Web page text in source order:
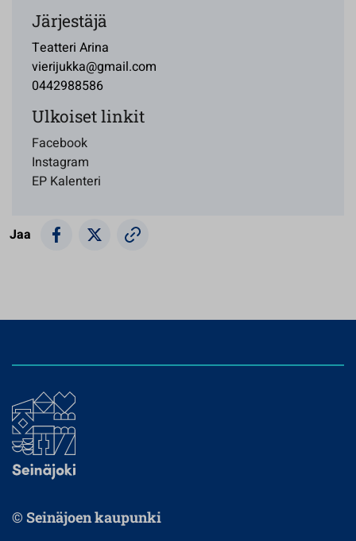
Järjestäjä
Teatteri Arina
vierijukka@gmail.com
0442988586
Ulkoiset linkit
Facebook
Instagram
EP Kalenteri
Jaa
© Seinäjoen kaupunki